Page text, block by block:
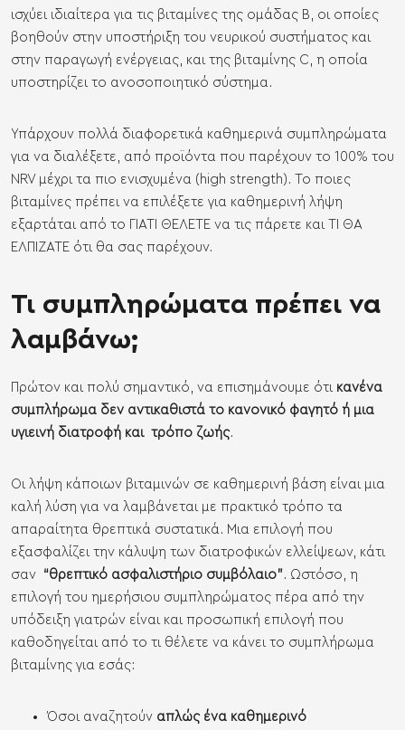
ισχύει ιδιαίτερα για τις βιταμίνες της ομάδας Β, οι οποίες
βοηθούν στην υποστήριξη του νευρικού συστήματος και
στην παραγωγή ενέργειας, και της βιταμίνης C, η οποία
υποστηρίζει το ανοσοποιητικό σύστημα.
Υπάρχουν πολλά διαφορετικά καθημερινά συμπληρώματα
για να διαλέξετε, από προϊόντα που παρέχουν το 100% του
NRV μέχρι τα πιο ενισχυμένα (high strength). Το ποιες
βιταμίνες πρέπει να επιλέξετε για καθημερινή λήψη
εξαρτάται από το ΓΙΑΤΙ ΘΕΛΕΤΕ να τις πάρετε και ΤΙ ΘΑ
ΕΛΠΙΖΑΤΕ ότι θα σας παρέχουν.
Τι συμπληρώματα πρέπει να
λαμβάνω;
Πρώτον και πολύ σημαντικό, να επισημάνουμε ότι κανένα
συμπλήρωμα δεν αντικαθιστά το κανονικό φαγητό ή μια
υγιεινή διατροφή και τρόπο ζωής.
Οι λήψη κάποιων βιταμινών σε καθημερινή βάση είναι μια
καλή λύση για να λαμβάνεται με πρακτικό τρόπο τα
απαραίτητα θρεπτικά συστατικά. Μια επιλογή που
εξασφαλίζει την κάλυψη των διατροφικών ελλείψεων, κάτι
σαν “θρεπτικό ασφαλιστήριο συμβόλαιο” . Ωστόσο, η
επιλογή του ημερήσιου συμπληρώματος πέρα από την
υπόδειξη γιατρών είναι και προσωπική επιλογή που
καθοδηγείται από το τι θέλετε να κάνει το συμπλήρωμα
βιταμίνης για εσάς:
Όσοι αναζητούν απλώς ένα καθημερινό